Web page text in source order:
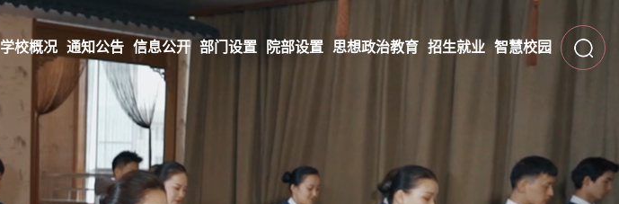
学校概况 通知公告 信息公开 部门设置 院部设置 思想政治教育 招生就业 智慧校园